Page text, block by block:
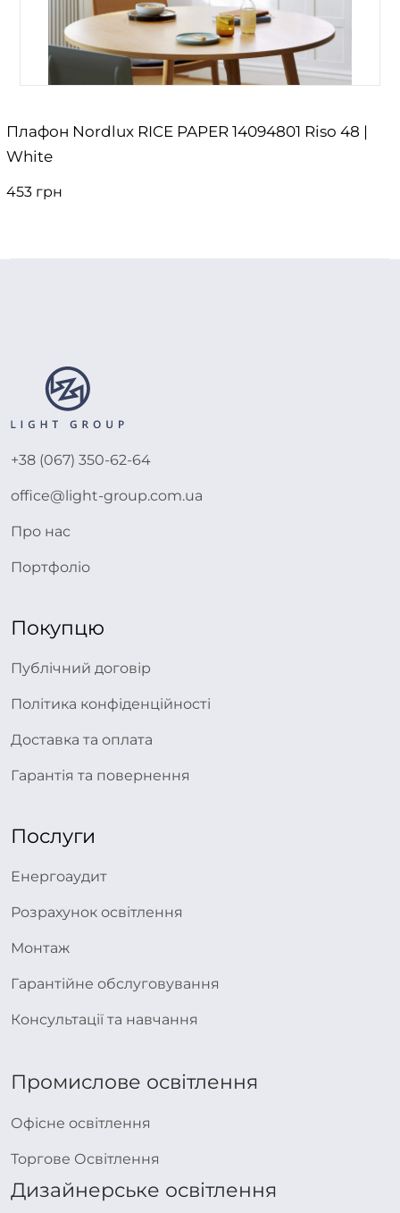
Плафон Nordlux RICE PAPER 14094801 Riso 48 |
White
453 грн
+38 (067) 350-62-64
office@light-group.com.ua
Про нас
Портфоліо
Покупцю
Публічний договір
Політика конфіденційності
Доставка та оплата
Гарантія та повернення
Послуги
Енергоаудит
Розрахунок освітлення
Монтаж
Гарантійне обслуговування
Консультації та навчання
Промислове освітлення
Офісне освітлення
Торгове Освітлення
Дизайнерське освітлення